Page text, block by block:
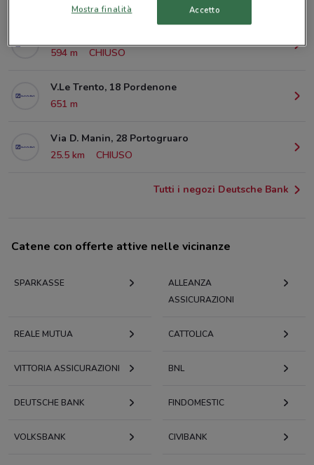
594 m
CHIUSO
V.Le Trento, 18 Pordenone
651 m
Via D. Manin, 28 Portogruaro
25.5 km
CHIUSO
Tutti i negozi Deutsche Bank
Catene con offerte attive nelle vicinanze
SPARKASSE
ALLEANZA
ASSICURAZIONI
REALE MUTUA CATTOLICA
VITTORIA ASSICURAZIONI BNL
DEUTSCHE BANK FINDOMESTIC
VOLKSBANK CIVIBANK
Mostra finalità Accetto